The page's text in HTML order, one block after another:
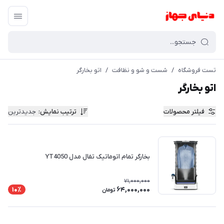
تست فروشگاه / شست و شو و نظافت / اتو بخارگر
اتو بخارگر
فیلتر محصولات ترتیب نمایش: جدیدترین
بخارگر تمام اتوماتیک تفال مدل YT4050
71,000,000
64,000,000 تومان 10٪